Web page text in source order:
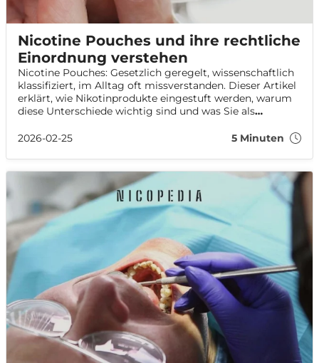
Nicotine Pouches und ihre rechtliche
Einordnung verstehen
Nicotine Pouches: Gesetzlich geregelt, wissenschaftlich
klassifiziert, im Alltag oft missverstanden. Dieser Artikel
erklärt, wie Nikotinprodukte eingestuft werden, warum
diese Unterschiede wichtig sind und was Sie als
2026-02-25
5 Minuten